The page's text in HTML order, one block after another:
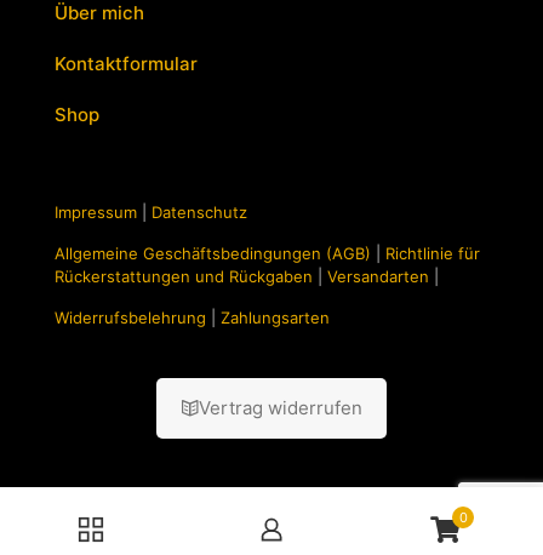
Über mich
Kontaktformular
Shop
Impressum Datenschutz
Allgemeine Geschäftsbedingungen (AGB)
Richtlinie für
Rückerstattungen und Rückgaben
Versandarten
Widerrufsbelehrung Zahlungsarten
Vertrag widerrufen
0